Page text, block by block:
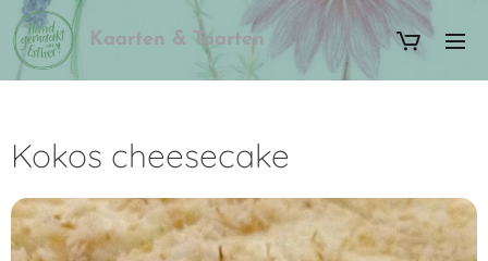
Kaarten & Taarten
Kokos cheesecake